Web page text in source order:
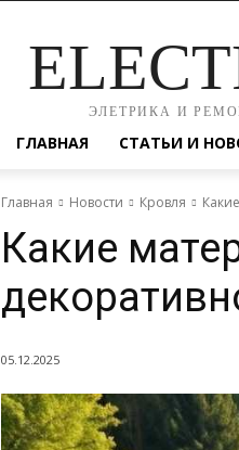
ЭЛЕТРИКА И
ГЛАВНАЯ СТАТЬИ И
Главная Новости Кровля
Какие
05.12.2025